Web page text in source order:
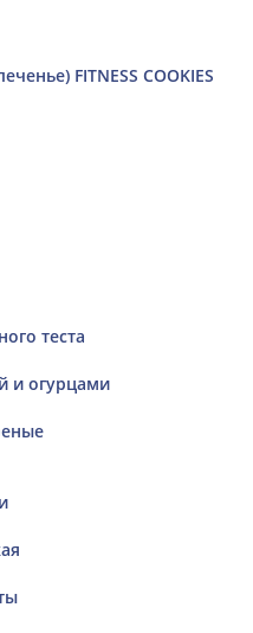
FITNESS COOKIES
теста
и огурцами